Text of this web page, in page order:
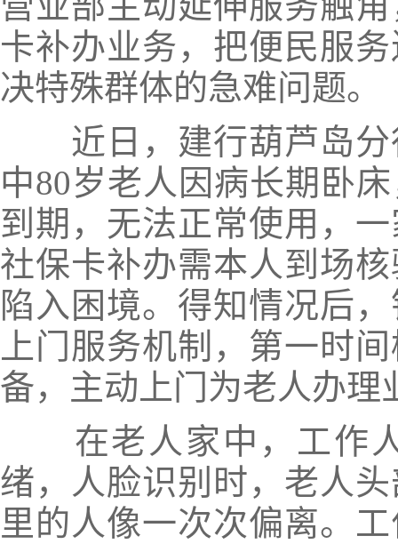
卡补办业务，把便民服
决特殊群体的急难问题。
近日，建行葫芦岛分
中80岁老人因病长期卧
到期，无法正常使用，
社保卡补办需本人到场
陷入困境。得知情况后
上门服务机制，第一时
备，主动上门为老人办理
在老人家中，工作人
绪，人脸识别时，老人
里的人像一次次偏离。